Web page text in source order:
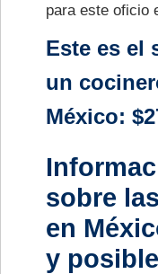
para este oficio
Este es el
un
México:
sobre
en
y